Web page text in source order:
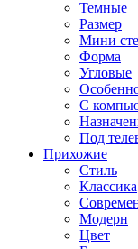
Темные
Размер
Мини
Форма
Угловые
С
Под
Прихожие
Стиль
Классика
Модерн
Цвет